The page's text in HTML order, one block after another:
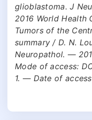
glioblastoma. J
2016 World Health
Tumors of the
summary / D. N.
Neuropathol. —
Mode of access:
1. — Date of